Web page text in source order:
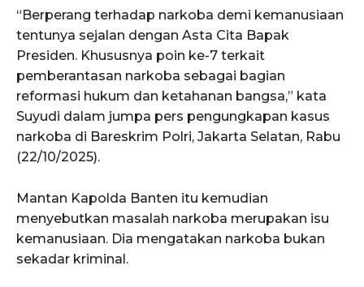
“Berperang terhadap narkoba demi kemanusiaan
tentunya sejalan dengan Asta Cita Bapak
Presiden. Khususnya poin ke-7 terkait
pemberantasan narkoba sebagai bagian
reformasi hukum dan ketahanan bangsa,” kata
Suyudi dalam jumpa pers pengungkapan kasus
narkoba di Bareskrim Polri, Jakarta Selatan, Rabu
(22/10/2025).
Mantan Kapolda Banten itu kemudian
menyebutkan masalah narkoba merupakan isu
kemanusiaan. Dia mengatakan narkoba bukan
sekadar kriminal.